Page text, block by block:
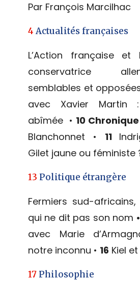
Par François Marcilhac
4 Actualités françaises
L’Action française et
conservatrice
semblables et
avec Xavier Martin
abîmée • 10 Chronique
Blanchonnet • 11
Gilet jaune ou féministe
13 Politique étrangère
Fermiers sud-
qui ne dit pas son nom
avec Marie
notre inconnu • 16 Kiel
17 Philosophie